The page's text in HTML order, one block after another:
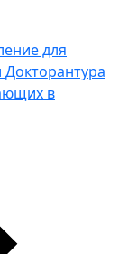
для
Докторантура
в